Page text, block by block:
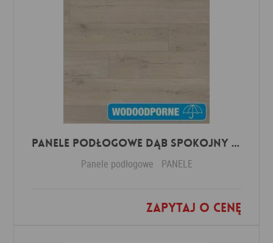
Panele Podłogowe Dąb Spokojny Jasny IMU1854 AC5 12 mm
Panele podłogowe PANELE
Zapytaj o cenę
Dodaj do ulubionych